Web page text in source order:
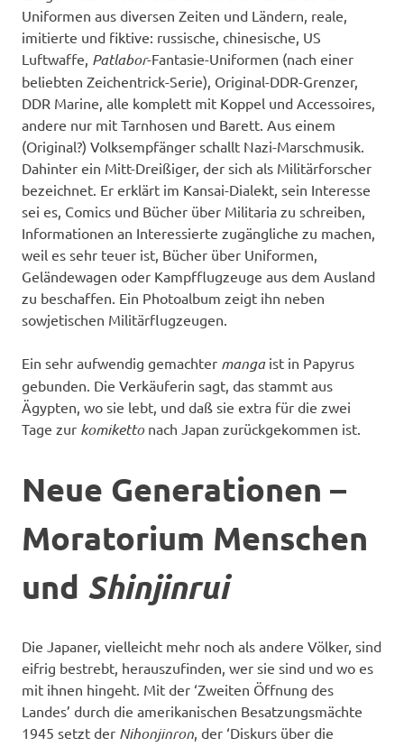
Uniformen aus diversen Zeiten und Ländern, reale,
imitierte und fiktive: russische, chinesische, US
Luftwaffe, Patlabor-Fantasie-Uniformen (nach einer
beliebten Zeichentrick-Serie), Original-DDR-Grenzer,
DDR Marine, alle komplett mit Koppel und Accessoires,
andere nur mit Tarnhosen und Barett. Aus einem
(Original?) Volksempfänger schallt Nazi-Marschmusik.
Dahinter ein Mitt-Dreißiger, der sich als Militärforscher
bezeichnet. Er erklärt im Kansai-Dialekt, sein Interesse
sei es, Comics und Bücher über Militaria zu schreiben,
Informationen an Interessierte zugängliche zu machen,
weil es sehr teuer ist, Bücher über Uniformen,
Geländewagen oder Kampfflugzeuge aus dem Ausland
zu beschaffen. Ein Photoalbum zeigt ihn neben
sowjetischen Militärflugzeugen.
Ein sehr aufwendig gemachter mangaist in Papyrus
gebunden. Die Verkäuferin sagt, das stammt aus
Ägypten, wo sie lebt, und daß sie extra für die zwei
Tage zur komikettonach Japan zurückgekommen ist.
Neue Generationen –
Moratorium Menschen
und Shinjinrui
Die Japaner, vielleicht mehr noch als andere Völker, sind
eifrig bestrebt, herauszufinden, wer sie sind und wo es
mit ihnen hingeht. Mit der ‘Zweiten Öffnung des
Landes’ durch die amerikanischen Besatzungsmächte
1945 setzt der Nihonjinron , der ‘Diskurs über die